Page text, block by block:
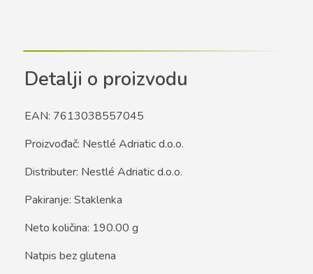
Detalji o proizvodu
EAN: 7613038557045
Proizvođač: Nestlé Adriatic d.o.o.
Distributer: Nestlé Adriatic d.o.o.
Pakiranje: Staklenka
Neto količina: 190.00 g
Natpis bez glutena